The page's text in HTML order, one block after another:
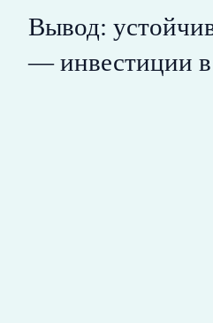
Вывод:
— инвестиции